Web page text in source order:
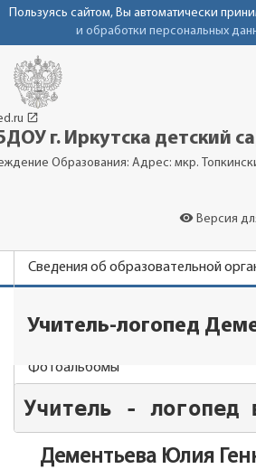
Пользуясь сайтом, Вы автоматически
и обработки персональных
launch
г. Иркутска детский
Образования: Адрес: мкр.
visibility Версия
Сведения об образовательной
Родителям
Фотоальбомы
Контакты
Учитель-логопед
Учитель - логопед
Дементьева Юлия